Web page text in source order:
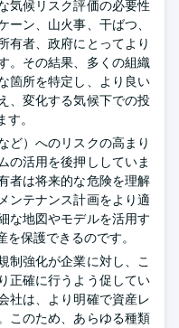
気候リスク評価の必要性
ン、山火事、干ばつ、
有者、政府にとってより
。その結果、多くの組織
箇所を特定し、より良い
、変化する気候下での投
。
ど）へのリスクの高まり
の活用を後押ししていま
者は将来的な危険を理解
ンテナンス計画をより適
な地図やモデルを活用す
保護できるのです。
制強化が企業に対し、こ
正確に行うよう促してい
社は、より明確で資産レ
このため、あらゆる種類